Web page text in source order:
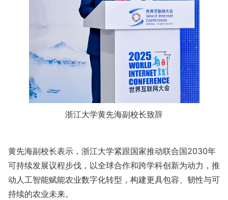
浙江大学黄先海副校长致辞
黄先海副校长表示，浙江大学紧跟国家推动联合国2030年
可持续发展议程步伐，以全球合作和跨学科创新为动力，推
动人工智能赋能农业数字化转型，构建更具包容、韧性与可
持续的农业未来。